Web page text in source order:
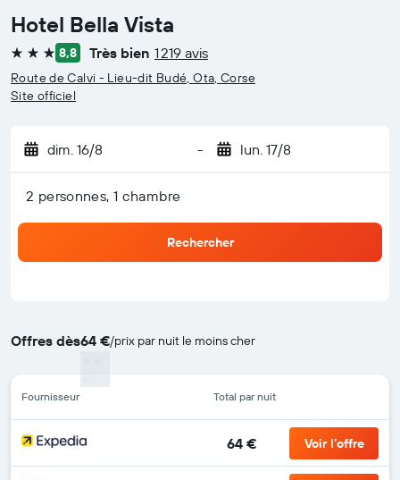
Hotel Bella Vista
3 étoiles8,8 Très bien 1 219 avis
Route de Calvi - Lieu-dit Budé, Ota, Corse
Site officiel
dim. 16/8 - lun. 17/8
2 personnes, 1 chambre
Rechercher
Offres dès64 €/prix par nuit le moins cher
Fournisseur Total par nuit
64 € Voir l’offre